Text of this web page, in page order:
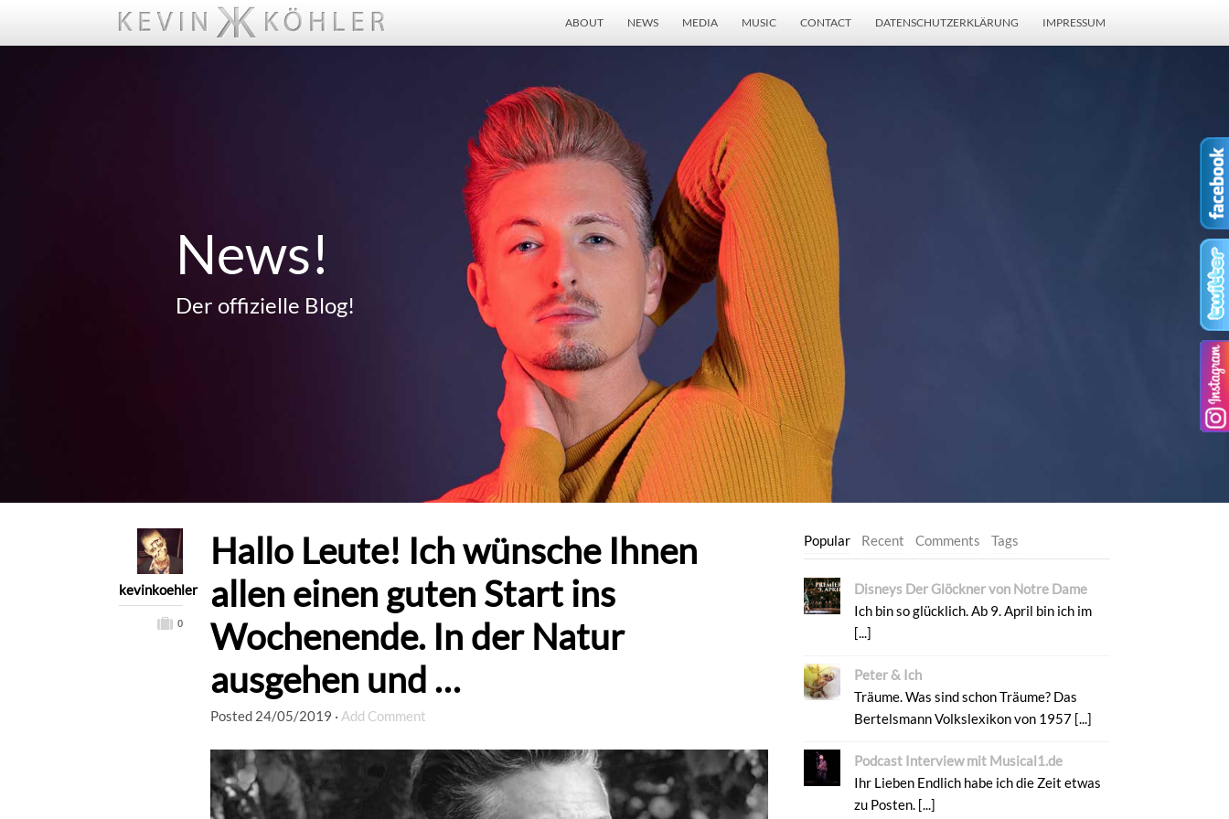
ABOUT NEWS MEDIA MUSIC CONTACT DATENSCHUTZERKLÄRUNG IMPRESSUM
News!
Der offizielle Blog!
kevinkoehler
0
Hallo Leute! Ich wünsche Ihnen
allen einen guten Start ins
Wochenende. In der Natur
ausgehen und …
Posted 24/05/2019 · Add Comment
Popular Recent Comments Tags
Disneys Der Glöckner von Notre Dame
Ich bin so glücklich. Ab 9. April bin ich im
[...]
Peter & Ich
Träume. Was sind schon Träume? Das
Bertelsmann Volkslexikon von 1957 [...]
Podcast Interview mit Musical1.de
Ihr Lieben Endlich habe ich die Zeit etwas
zu Posten. [...]